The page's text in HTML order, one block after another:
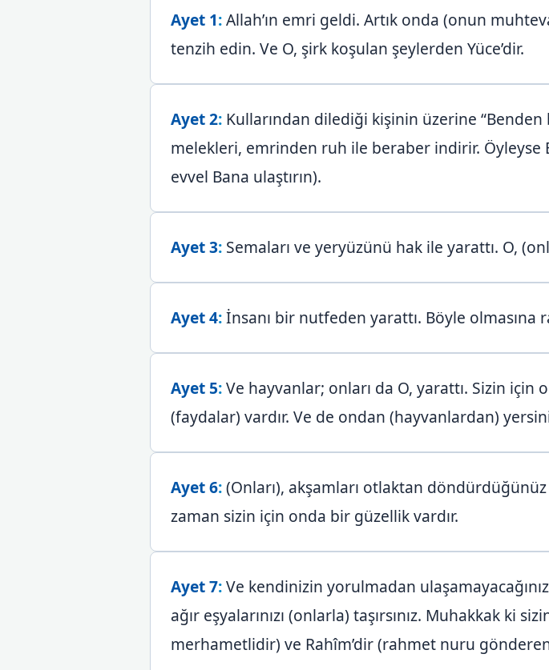
Ayet 1:Allah’ın emri geldi. Artık onda (onun
tenzih edin. Ve O, şirk koşulan şeylerden Yüce’dir.
Ayet 2: Kullarından dilediği kişinin üzerine
melekleri, emrinden ruh ile beraber indirir.
evvel Bana ulaştırın).
Ayet 3: Semaları ve yeryüzünü hak ile yarattı. O,
Ayet 4:İnsanı bir nutfeden yarattı. Böyle olmasına
Ayet 5:Ve hayvanlar; onları da O, yarattı. Sizin
(faydalar) vardır. Ve de ondan (hayvanlardan)
Ayet 6:(Onları), akşamları otlaktan döndürdüğünüz
zaman sizin için onda bir güzellik vardır.
Ayet 7:Ve kendinizin yorulmadan
ağır eşyalarınızı (onlarla) taşırsınız. Muhakkak ki
merhametlidir) ve Rahîm’dir (rahmet nuru